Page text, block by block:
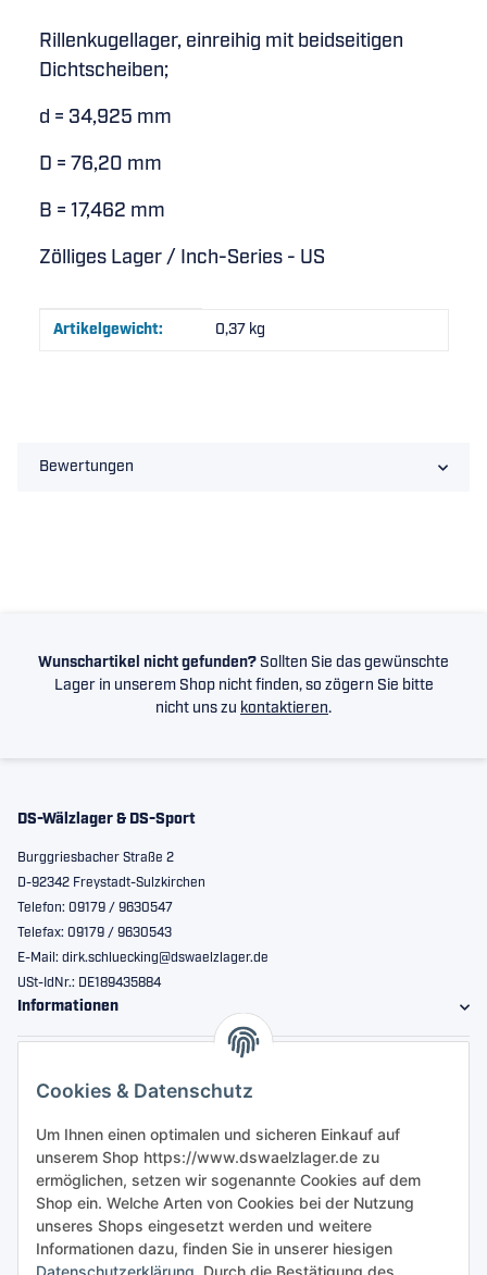
Cookies & Datenschutz
Um Ihnen einen optimalen und sicheren Einkauf auf
unserem Shop https://www.dswaelzlager.de zu
ermöglichen, setzen wir sogenannte Cookies auf dem
Shop ein. Welche Arten von Cookies bei der Nutzung
unseres Shops eingesetzt werden und weitere
Informationen dazu, finden Sie in unserer hiesigen
Rillenkugellager, einreihig mit beidseitigen
Dichtscheiben;
d = 34,925 mm
D = 76,20 mm
B = 17,462 mm
Zölliges Lager / Inch-Series - US
Produkteigenschaft
Wert
Artikelgewicht: 0,37 kg
Bewertungen
Wunschartikel nicht gefunden? Sollten Sie das gewünschte
Lager in unserem Shop nicht finden, so zögern Sie bitte
nicht uns zu kontaktieren.
DS-Wälzlager & DS-Sport
Burggriesbacher Straße 2
D-92342 Freystadt-Sulzkirchen
Telefon: 09179 / 9630547
Telefax: 09179 / 9630543
E-Mail: dirk.schluecking@dswaelzlager.de
USt-IdNr.: DE189435884
Informationen